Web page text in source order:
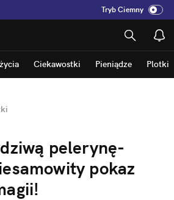
Tryb Ciemny
Ciekawostki Pieniądze Plotki
pelerynę-
pokaz